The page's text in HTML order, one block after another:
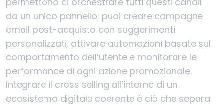
da un unico pannello: puoi creare campagne
email post-acquisto con suggerimenti
personalizzati, attivare automazioni basate sul
comportamento dell’utente e monitorare le
performance di ogni azione promozionale.
Integrare il cross selling all’interno di un
ecosistema digitale coerente è ciò che separa